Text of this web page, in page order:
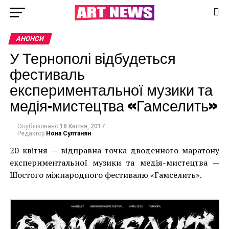
АНОНСИ
У Тернополі відбудеться
фестиваль
експериментальної музики та
медія-мистецтва «Гамселить»
Опубліковано 18 Квітня, 2017
Редактор Нона Султанян
20 квітня — відправна точка дводенного маратону
експериментальної музики та медія-мистецтва —
Шостого міжнародного фестивалю «Гамселить».